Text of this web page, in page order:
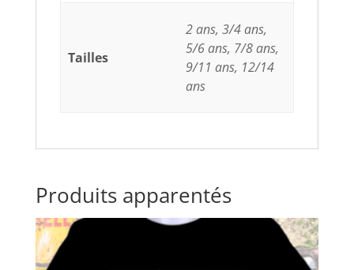
Tailles
2 ans, 3/4 ans,
5/6 ans, 7/8 ans,
9/11 ans, 12/14
ans
Produits apparentés